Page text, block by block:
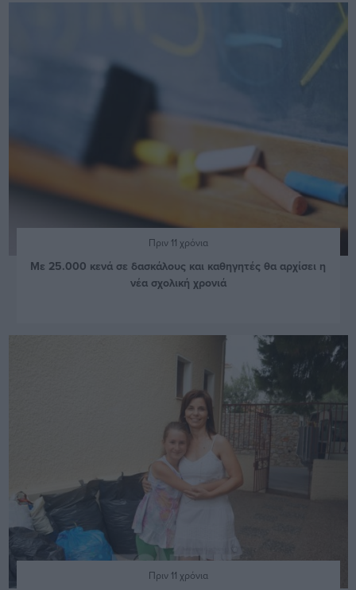
Πριν 11 χρόνια
Με 25.000 κενά σε δασκάλους και καθηγητές θα αρχίσει η
νέα σχολική χρονιά
Πριν 11 χρόνια